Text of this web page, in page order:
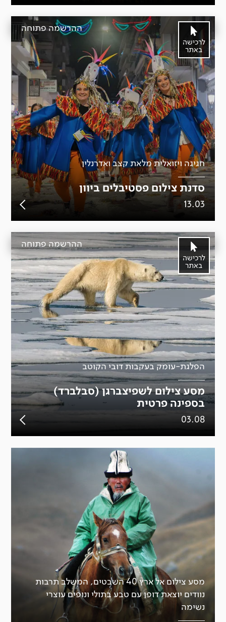
ההרשמה פתוחה
חגיגה ויזואלית מלאת קצב ואדרנלין
סדנת צילום פסטיבלים ביוון
13.03
לרכישה
באתר
ההרשמה פתוחה
הפלגת-עומק בעקבות דובי הקוטב
מסע צילום לשפיצברגן (סבלברד)
בספינה פרטית
03.08
לרכישה
באתר
מסע צילום אל ארץ 40 השבטים, המשלב תרבות
נוודים יוצאת דופן עם טבע בתולי ונופים עוצרי
נשימה